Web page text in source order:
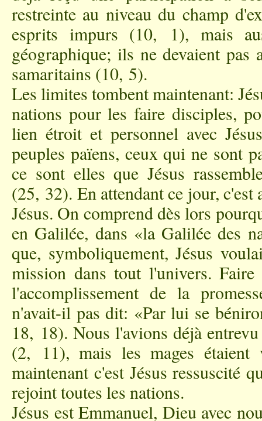
restreinte au niveau du champ
esprits impurs (10, 1), mais
géographique; ils ne devaient
samaritains (10, 5).
Les limites tombent maintenant:
nations pour les faire disciples,
lien étroit et personnel avec
peuples païens, ceux qui ne sont
ce sont elles que Jésus
(25, 32). En attendant ce jour, c'est
Jésus. On comprend dès lors
en Galilée, dans «la Galilée des
que, symboliquement, Jésus
mission dans tout l'univers.
l'accomplissement de la
n'avait-il pas dit: «Par lui se
18, 18). Nous l'avions déjà
(2, 11), mais les mages étaient
maintenant c'est Jésus ressuscité
rejoint toutes les nations.
Jésus est Emmanuel, Dieu avec